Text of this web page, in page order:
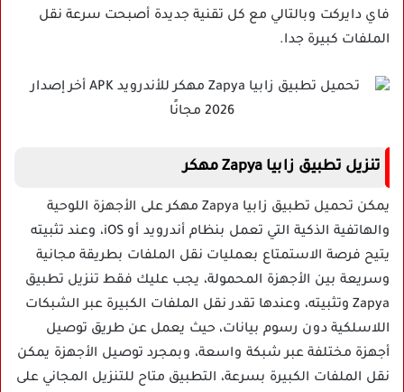
فاي دايركت وبالتالي مع كل تقنية جديدة أصبحت سرعة نقل
الملفات كبيرة جدا.
تنزيل تطبيق زابيا Zapya مهكر
يمكن تحميل تطبيق زابيا Zapya مهكر على الأجهزة اللوحية
والهاتفية الذكية التي تعمل بنظام أندرويد أو iOS، وعند تثبيته
يتيح فرصة الاستمتاع بعمليات نقل الملفات بطريقة مجانية
وسريعة بين الأجهزة المحمولة، يجب عليك فقط تنزيل تطبيق
Zapya وتثبيته، وعندها تقدر نقل الملفات الكبيرة عبر الشبكات
اللاسلكية دون رسوم بيانات، حيث يعمل عن طريق توصيل
أجهزة مختلفة عبر شبكة واسعة، وبمجرد توصيل الأجهزة يمكن
نقل الملفات الكبيرة بسرعة، التطبيق متاح للتنزيل المجاني على